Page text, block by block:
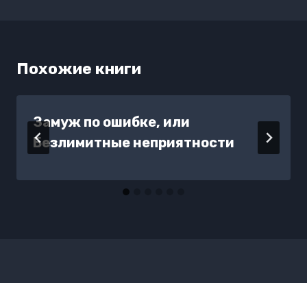
Похожие книги
Замуж по ошибке, или
Безлимитные неприятности